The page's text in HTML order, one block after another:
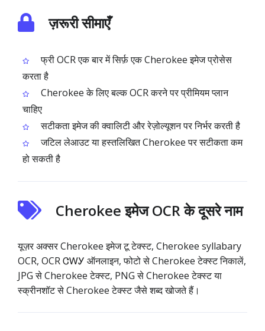
ज़रूरी सीमाएँ
फ्री OCR एक बार में सिर्फ़ एक Cherokee इमेज प्रोसेस
करता है
Cherokee के लिए बल्क OCR करने पर प्रीमियम प्लान
चाहिए
सटीकता इमेज की क्वालिटी और रेज़ोल्यूशन पर निर्भर करती है
जटिल लेआउट या हस्तलिखित Cherokee पर सटीकता कम
हो सकती है
Cherokee इमेज OCR के दूसरे नाम
यूज़र अक्सर Cherokee इमेज टू टेक्स्ट, Cherokee syllabary
OCR, OCR ᏣᎳᎩ ऑनलाइन, फोटो से Cherokee टेक्स्ट निकालें,
JPG से Cherokee टेक्स्ट, PNG से Cherokee टेक्स्ट या
स्क्रीनशॉट से Cherokee टेक्स्ट जैसे शब्द खोजते हैं।